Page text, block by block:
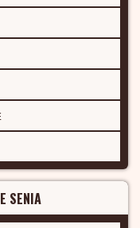
SENIA